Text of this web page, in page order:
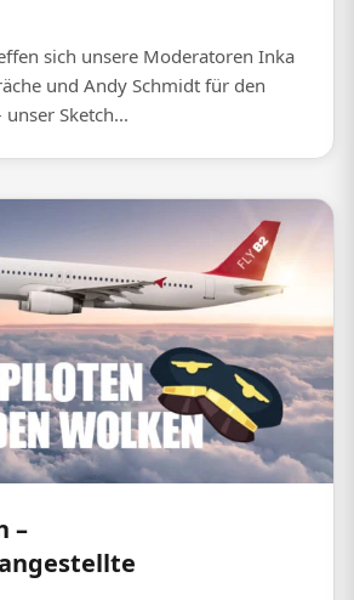
sich unsere Moderatoren Inka
und Andy Schmidt für den
Sketch...
–